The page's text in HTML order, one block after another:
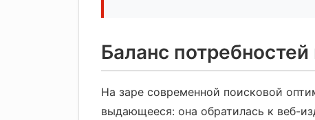
Баланс
На заре современной поисковой
выдающееся: она обратилась к веб-